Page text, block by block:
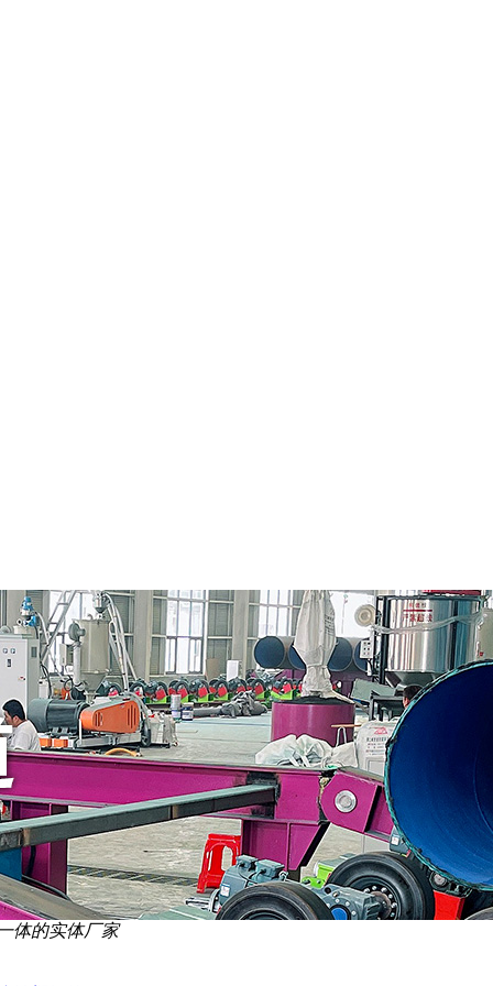
体的实体厂家